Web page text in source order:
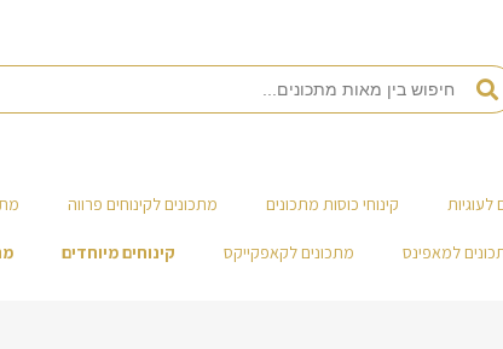
לעוגיות קינוחי כוסות מתכונים מתכונים לקינוחים פרווה
למאפינס מתכונים לקאפקייקס קינוחים מיוחדים